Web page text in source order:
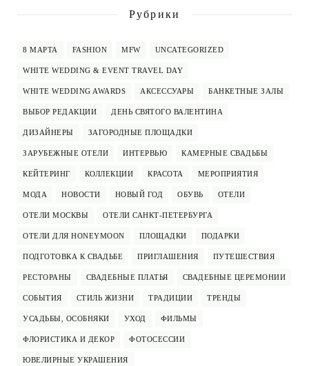
Рубрики
8 МАРТА FASHION MFW UNCATEGORIZED
WHITE WEDDING & EVENT TRAVEL DAY
WHITE WEDDING AWARDS АКСЕССУАРЫ БАНКЕТНЫЕ ЗАЛЫ
ВЫБОР РЕДАКЦИИ ДЕНЬ СВЯТОГО ВАЛЕНТИНА
ДИЗАЙНЕРЫ ЗАГОРОДНЫЕ ПЛОЩАДКИ
ЗАРУБЕЖНЫЕ ОТЕЛИ ИНТЕРВЬЮ КАМЕРНЫЕ СВАДЬБЫ
КЕЙТЕРИНГ КОЛЛЕКЦИИ КРАСОТА МЕРОПРИЯТИЯ
МОДА НОВОСТИ НОВЫЙ ГОД ОБУВЬ ОТЕЛИ
ОТЕЛИ МОСКВЫ ОТЕЛИ САНКТ-ПЕТЕРБУРГА
ОТЕЛИ ДЛЯ HONEYMOON ПЛОЩАДКИ ПОДАРКИ
ПОДГОТОВКА К СВАДЬБЕ ПРИГЛАШЕНИЯ ПУТЕШЕСТВИЯ
РЕСТОРАНЫ СВАДЕБНЫЕ ПЛАТЬЯ СВАДЕБНЫЕ ЦЕРЕМОНИИ
СОБЫТИЯ СТИЛЬ ЖИЗНИ ТРАДИЦИИ ТРЕНДЫ
УСАДЬБЫ, ОСОБНЯКИ УХОД ФИЛЬМЫ
ФЛОРИСТИКА И ДЕКОР ФОТОСЕССИИ
ЮВЕЛИРНЫЕ УКРАШЕНИЯ